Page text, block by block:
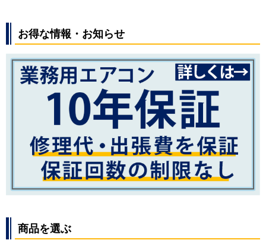
RPI-AP140HNPC3-kobe
RPI-AP140HNP11-kobe
RPI-GP140RHNPC
RPI-GP140RHNP
RPI-GP140RHNPC3
RPI-GP140RHNP3
RPI-GP140RHNPC4
RPI-GP140RHNP4
RPI-GP140RHNPC1
RPI-GP140RHNPC2
RPI-GP140RHNP1
三菱重工
お得な情報・お知らせ
商品を選ぶ